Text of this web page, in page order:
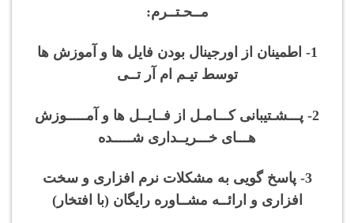
مــحـتــرم:
1- اطمینان از اورجینال بودن فایل ها و آموزش ها
توسط تیـم ام آر تــی
2- پـــشـتیبانی کـــامـل از فــایــل ها و آمـــــوزش
هـــای خـــریــداری شـــــده
3- پاسخ گویی به مشکلات نرم افزاری و سخت
افزاری و ارائــه مشــاوره رایگان (با افتخار)